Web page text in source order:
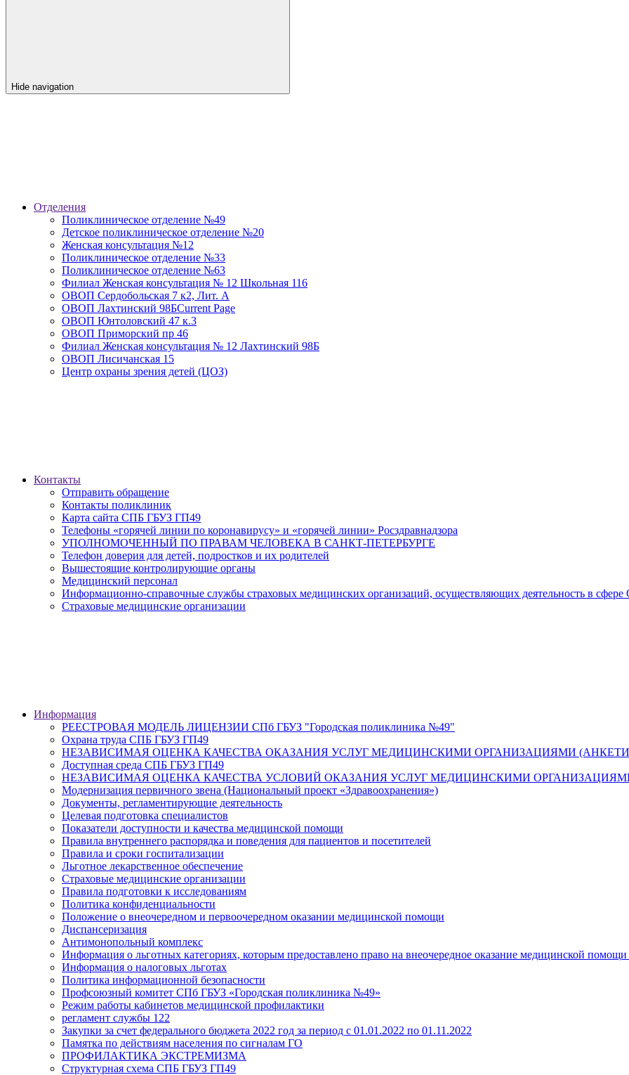
Hide navigation
Отделения
Поликлиническое отделение №49
Детское поликлиническое отделение №20
Женская консультация №12
Поликлиническое отделение №33
Поликлиническое отделение №63
Филиал Женская консультация № 12 Школьная 116
ОВОП Сердобольская 7 к2, Лит. А
ОВОП Лахтинский 98БCurrent Page
ОВОП Юнтоловский 47 к.3
ОВОП Приморский пр 46
Филиал Женская консультация № 12 Лахтинский 98Б
ОВОП Лисичанская 15
Центр охраны зрения детей (ЦОЗ)
Контакты
Отправить обращение
Контакты поликлиник
Карта сайта СПБ ГБУЗ ГП49
Телефоны «горячей линии по коронавирусу» и «горячей линии» Росздравнадзора
УПОЛНОМОЧЕННЫЙ ПО ПРАВАМ ЧЕЛОВЕКА В САНКТ-ПЕТЕРБУРГЕ
Телефон доверия для детей, подростков и их родителей
Вышестоящие контролирующие органы
Медицинский персонал
Информационно-справочные службы страховых медицинских организаций, осуществляющих деятельность в
Страховые медицинские организации
Информация
РЕЕСТРОВАЯ МОДЕЛЬ ЛИЦЕНЗИИ СПб ГБУЗ "Городская поликлиника №49"
Охрана труда СПБ ГБУЗ ГП49
НЕЗАВИСИМАЯ ОЦЕНКА КАЧЕСТВА ОКАЗАНИЯ УСЛУГ МЕДИЦИНСКИМИ ОРГАНИЗАЦИЯМИ
Доступная среда СПБ ГБУЗ ГП49
НЕЗАВИСИМАЯ ОЦЕНКА КАЧЕСТВА УСЛОВИЙ ОКАЗАНИЯ УСЛУГ МЕДИЦИНСКИМИ
Модернизация первичного звена (Национальный проект «Здравоохранения»)
Документы, регламентирующие деятельность
Целевая подготовка специалистов
Показатели доступности и качества медицинской помощи
Правила внутреннего распорядка и поведения для пациентов и посетителей
Правила и сроки госпитализации
Льготное лекарственное обеспечение
Страховые медицинские организации
Правила подготовки к исследованиям
Политика конфиденциальности
Положение о внеочередном и первоочередном оказании медицинской помощи
Диспансеризация
Антимонопольный комплекс
Информация о льготных категориях, которым предоставлено право на внеочередное оказание медицинской
Информация о налоговых льготах
Политика информационной безопасности
Профсоюзный комитет СПб ГБУЗ «Городская поликлиника №49»
Режим работы кабинетов медицинской профилактики
регламент службы 122
Закупки за счет федерального бюджета 2022 год за период с 01.01.2022 по 01.11.2022
Памятка по действиям населения по сигналам ГО
ПРОФИЛАКТИКА ЭКСТРЕМИЗМА
Структурная схема СПБ ГБУЗ ГП49